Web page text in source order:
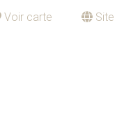
Voir carte
Site